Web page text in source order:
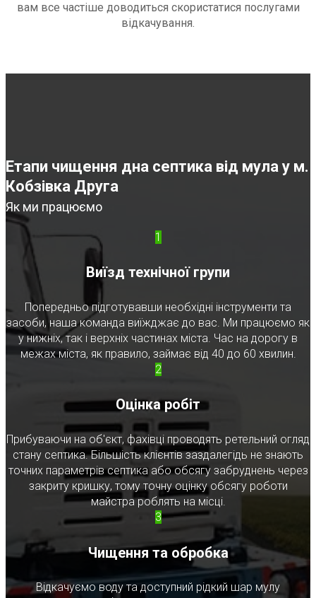
вам все частіше доводиться скористатися послугами
відкачування.
Етапи чищення дна септика від мула у м.
Кобзівка Друга
Як ми працюємо
1
Виїзд технічної групи
Попередньо підготувавши необхідні інструменти та
засоби, наша команда виїжджає до вас. Ми працюємо як
у нижніх, так і верхніх частинах міста. Час на дорогу в
межах міста, як правило, займає від 40 до 60 хвилин.
2
Оцінка робіт
Прибуваючи на об'єкт, фахівці проводять ретельний огляд
стану септика. Більшість клієнтів заздалегідь не знають
точних параметрів септика або обсягу забруднень через
закриту кришку, тому точну оцінку обсягу роботи
майстра роблять на місці.
3
Чищення та обробка
Відкачуємо воду та доступний рідкий шар мулу